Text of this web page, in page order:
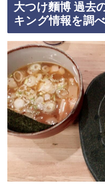
大つけ麵博 過去
キング情報を調